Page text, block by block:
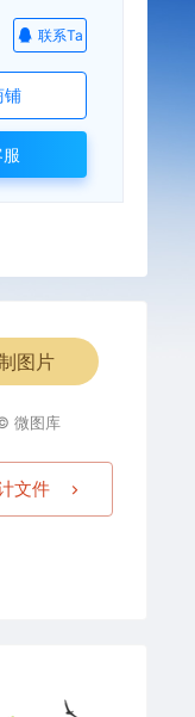
联系Ta
铺
图片
微图库
文件